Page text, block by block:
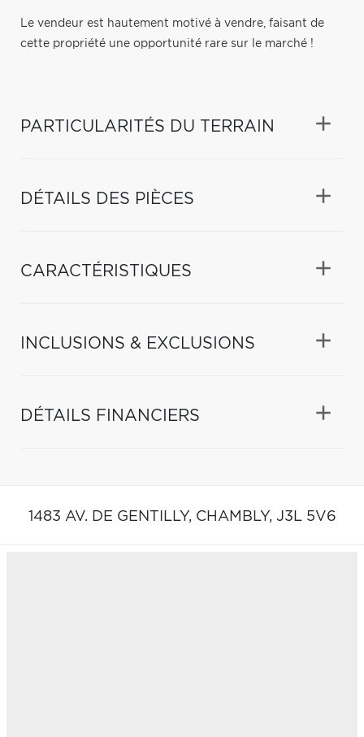
Le vendeur est hautement motivé à vendre, faisant de
cette propriété une opportunité rare sur le marché !
PARTICULARITÉS DU TERRAIN
DÉTAILS DES PIÈCES
CARACTÉRISTIQUES
INCLUSIONS & EXCLUSIONS
DÉTAILS FINANCIERS
1483 AV. DE GENTILLY, CHAMBLY, J3L 5V6